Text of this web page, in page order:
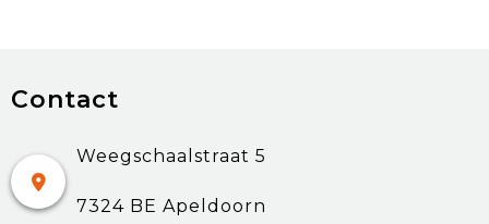
Contact
Weegschaalstraat 5
7324 BE Apeldoorn